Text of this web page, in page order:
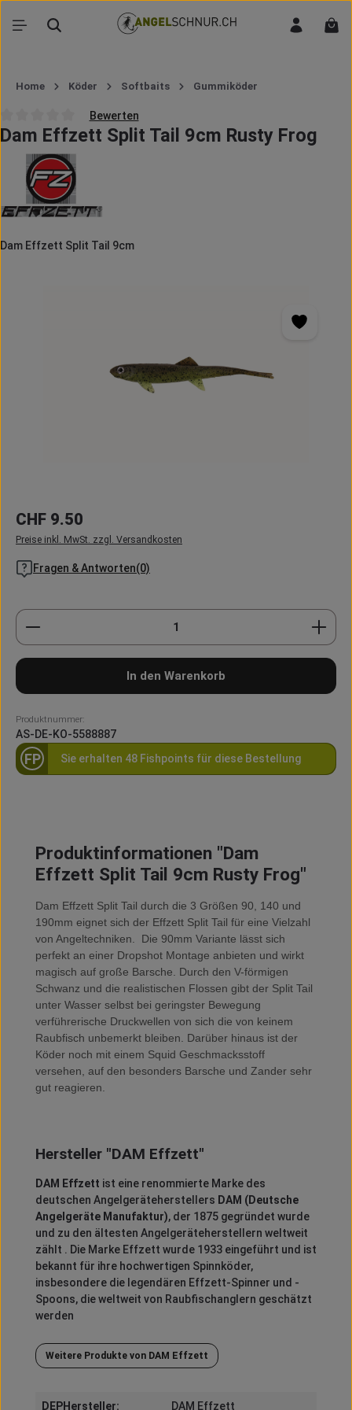
Zum Hauptinhalt springen
Home Köder Softbaits Gummiköder
Durchschnittliche Bewertung von 0 von 5 Sternen
Bewerten
Dam Effzett Split Tail 9cm Rusty Frog
Dam Effzett Split Tail 9cm
Regulärer Preis:
CHF 9.50
Preise inkl. MwSt. zzgl. Versandkosten
Fragen & Antworten(0)
Produkt Anzahl: Gib den gewünschten Wert ein
In den Warenkorb
Produktnummer:
AS-DE-KO-5588887
FP Sie erhalten 48 Fishpoints für diese Bestellung
Produktinformationen "Dam
Effzett Split Tail 9cm Rusty Frog"
Dam Effzett Split Tail durch die 3 Größen 90, 140 und
190mm eignet sich der Effzett Split Tail für eine Vielzahl
von Angeltechniken. Die 90mm Variante lässt sich
perfekt an einer Dropshot Montage anbieten und wirkt
magisch auf große Barsche. Durch den V-förmigen
Schwanz und die realistischen Flossen gibt der Split Tail
unter Wasser selbst bei geringster Bewegung
verführerische Druckwellen von sich die von keinem
Raubfisch unbemerkt bleiben. Darüber hinaus ist der
Köder noch mit einem Squid Geschmacksstoff
versehen, auf den besonders Barsche und Zander sehr
gut reagieren.
Hersteller "DAM Effzett"
DAM Effzett ist eine renommierte Marke des
deutschen Angelgeräteherstellers DAM (Deutsche
Angelgeräte Manufaktur), der 1875 gegründet wurde
und zu den ältesten Angelgeräteherstellern weltweit
zählt . Die Marke Effzett wurde 1933 eingeführt und ist
bekannt für ihre hochwertigen Spinnköder,
insbesondere die legendären Effzett-Spinner und -
Spoons, die weltweit von Raubfischanglern geschätzt
werden
Weitere Produkte von DAM Effzett
DEPHersteller: DAM Effzett